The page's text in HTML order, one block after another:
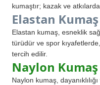
kumaştır; kazak ve atkılarda
Elastan
Elastan kumaş, esneklik
türüdür ve spor
tercih edilir.
Naylon
Naylon kumaş,